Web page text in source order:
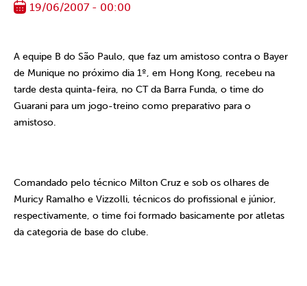
19/06/2007 - 00:00
A equipe B do São Paulo, que faz um amistoso contra o Bayer
de Munique no próximo dia 1º, em Hong Kong, recebeu na
tarde desta quinta-feira, no CT da Barra Funda, o time do
Guarani para um jogo-treino como preparativo para o
amistoso.
Comandado pelo técnico Milton Cruz e sob os olhares de
Muricy Ramalho e Vizzolli, técnicos do profissional e júnior,
respectivamente, o time foi formado basicamente por atletas
da categoria de base do clube.